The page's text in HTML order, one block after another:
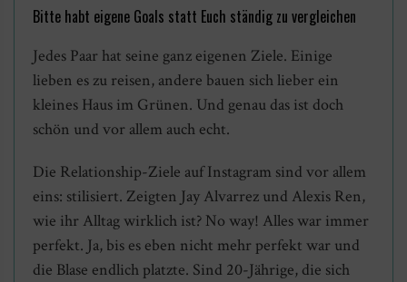
Bitte habt eigene Goals statt Euch ständig zu vergleichen
Jedes Paar hat seine ganz eigenen Ziele. Einige
lieben es zu reisen, andere bauen sich lieber ein
kleines Haus im Grünen. Und genau das ist doch
schön und vor allem auch echt.
Die Relationship-Ziele auf Instagram sind vor allem
eins: stilisiert. Zeigten Jay Alvarrez und Alexis Ren,
wie ihr Alltag wirklich ist? No way! Alles war immer
perfekt. Ja, bis es eben nicht mehr perfekt war und
die Blase endlich platzte. Sind 20-Jährige, die sich